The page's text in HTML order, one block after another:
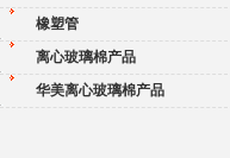
橡塑管
离心玻璃棉产品
华美离心玻璃棉产品